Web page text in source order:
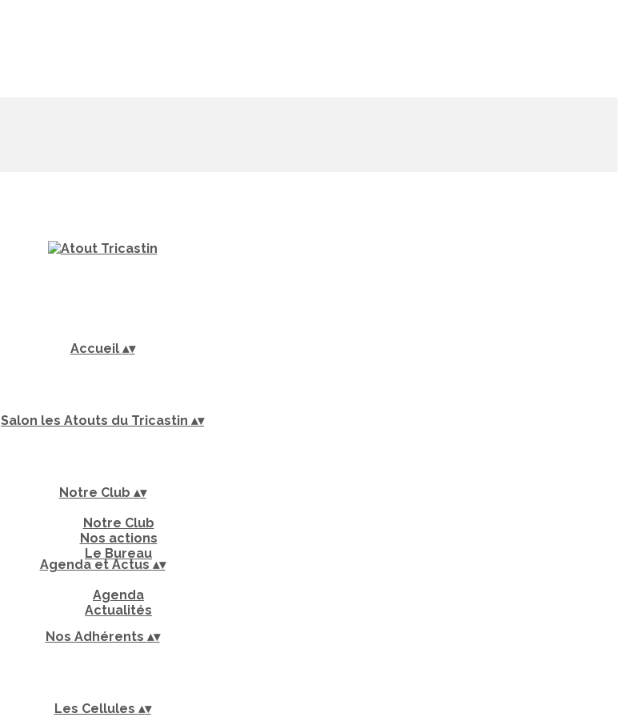
Accueil ▴▾
Salon les Atouts du Tricastin ▴▾
Notre Club ▴▾
Notre Club
Nos actions
Le Bureau
Agenda et Actus▴▾
Agenda
Actualités
Nos Adhérents ▴▾
Les Cellules ▴▾